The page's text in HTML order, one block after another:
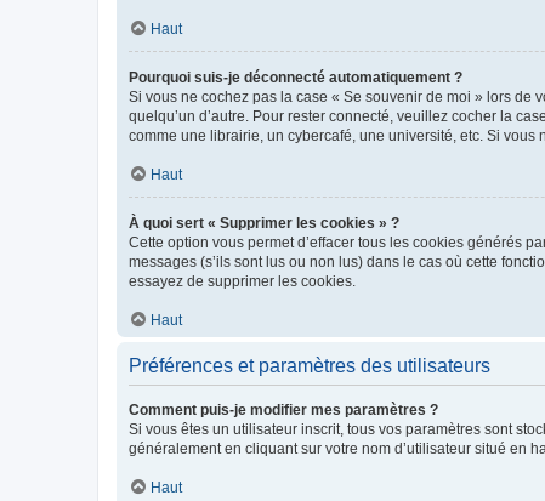
Haut
Pourquoi suis-je déconnecté automatiquement ?
Si vous ne cochez pas la case « Se souvenir de moi » lors de
quelqu’un d’autre. Pour rester connecté, veuillez cocher la
comme une librairie, un cybercafé, une université, etc. Si vous
Haut
À quoi sert « Supprimer les cookies » ?
Cette option vous permet d’effacer tous les cookies générés
messages (s’ils sont lus ou non lus) dans le cas où cette
essayez de supprimer les cookies.
Haut
Préférences et paramètres des utilisateurs
Comment puis-je modifier mes paramètres ?
Si vous êtes un utilisateur inscrit, tous vos paramètres sont
généralement en cliquant sur votre nom d’utilisateur situé en
Haut